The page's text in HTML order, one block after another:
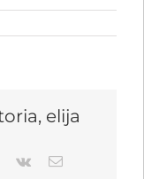
elija
Pinterest
Vk Email